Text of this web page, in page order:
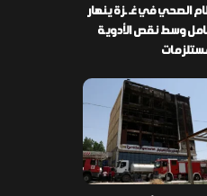
الصحي في غـ ـزة ينهار
وسط نقص الأدوية